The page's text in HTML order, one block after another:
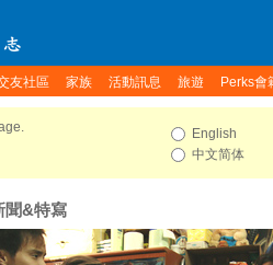
友社區 家族 活動訊息 旅遊 Perks會
English
中文简体
聞&特寫